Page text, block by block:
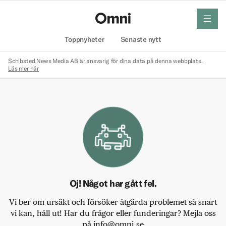
Toppnyheter Senaste nytt
meny
Schibsted News Media AB är ansvarig för dina data på denna webbplats.
Läs mer här
Oj! Något har gått fel.
Vi ber om ursäkt och försöker åtgärda problemet så snart
vi kan, håll ut! Har du frågor eller funderingar? Mejla oss